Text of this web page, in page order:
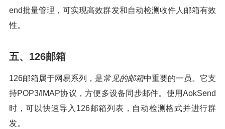
end批量管理，可实现高效群发和自动检测收件人邮箱有效
性。
五、126邮箱
126邮箱属于网易系列，是常见的邮箱中重要的一员。它支
持POP3/IMAP协议，方便多设备同步邮件。使用AokSend
时，可以快速导入126邮箱列表，自动检测格式并进行群
发。